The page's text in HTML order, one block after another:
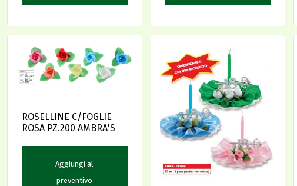
ROSELLINE C/FOGLIE
ROSA PZ.200 AMBRA'S
Aggiungi al
preventivo